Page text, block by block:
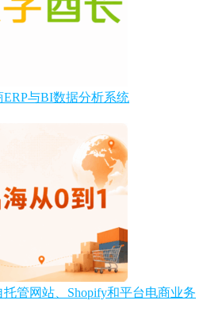
与BI数据分析系统
管网站、Shopify和平台电商业务